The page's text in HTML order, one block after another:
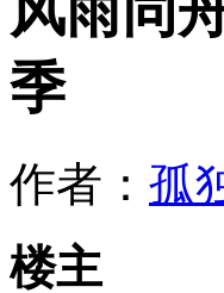
风雨同
季
作者： 孤
楼主